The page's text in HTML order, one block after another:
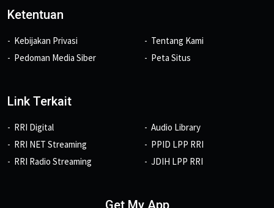
Ketentuan
Kebijakan Privasi
Pedoman Media Siber
Tentang Kami
Peta Situs
Link Terkait
RRI Digital
RRI NET Streaming
RRI Radio Streaming
Audio Library
PPID LPP RRI
JDIH LPP RRI
Get My App